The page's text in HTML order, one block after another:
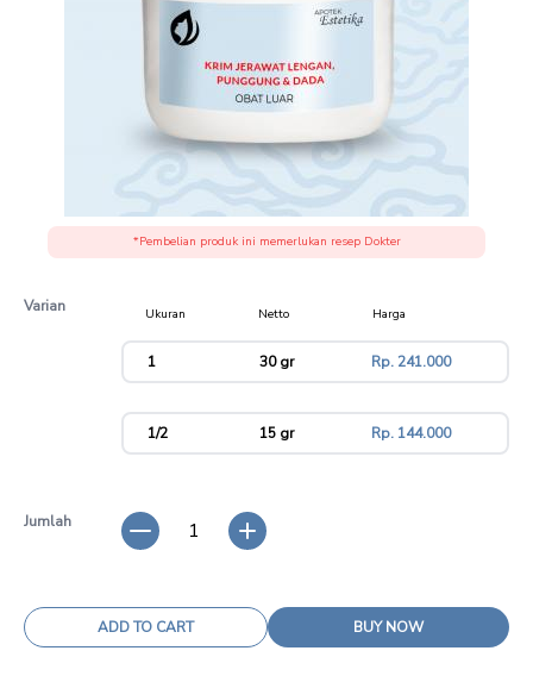
*Pembelian produk ini memerlukan resep Dokter
Varian Ukuran Netto
Harga
variant
1 30 gr Rp. 241.000
1/2 15 gr Rp. 144.000
Jumlah 1
ADD TO CART BUY NOW